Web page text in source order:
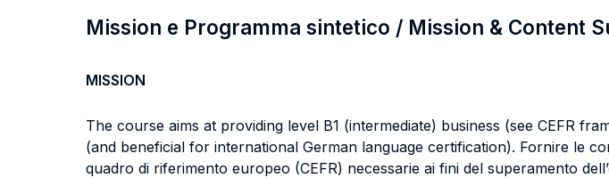
Mission e Programma sintetico / Mission & Content
MISSION
The course aims at providing level B1 (intermediate) business (see CEFR
(and beneficial for international German language certification). Fornire le
quadro di riferimento europeo (CEFR) necessarie ai fini del superamento